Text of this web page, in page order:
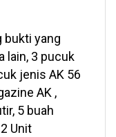
bukti yang
lain, 3 pucuk
jenis AK 56
AK ,
5 buah
Unit